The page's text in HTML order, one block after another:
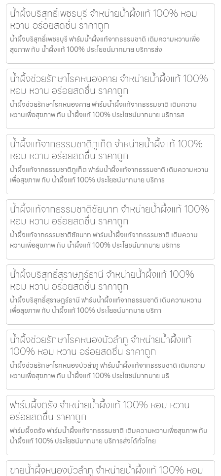
น้ำผึ้งบริสุทธิ์เพชรบุรี จำหน่ายน้ำผึ้งแท้ 100% หอม
หวาน อร่อยสดชื่น ราคาถูก
น้ำผึ้งบริสุทธิ์เพชรบุรี ฟาร์มน้ำผึ้งแท้จากธรรมชาติ เติมความหวานเพื่อ
สุขภาพ กับ น้ำผึ้งแท้ 100% ประโยชน์มากมาย บริการส่ง
น้ำผึ้งช่วยรักษาโรคหนองคาย จำหน่ายน้ำผึ้งแท้ 100%
หอม หวาน อร่อยสดชื่น ราคาถูก
น้ำผึ้งช่วยรักษาโรคหนองคาย ฟาร์มน้ำผึ้งแท้จากธรรมชาติ เติมความ
หวานเพื่อสุขภาพ กับ น้ำผึ้งแท้ 100% ประโยชน์มากมาย บริการส
น้ำผึ้งแท้จากธรรมชาติภูเก็ต จำหน่ายน้ำผึ้งแท้ 100%
หอม หวาน อร่อยสดชื่น ราคาถูก
น้ำผึ้งแท้จากธรรมชาติภูเก็ต ฟาร์มน้ำผึ้งแท้จากธรรมชาติ เติมความหวาน
เพื่อสุขภาพ กับ น้ำผึ้งแท้ 100% ประโยชน์มากมาย บริการ
น้ำผึ้งแท้จากธรรมชาติชัยนาท จำหน่ายน้ำผึ้งแท้ 100%
หอม หวาน อร่อยสดชื่น ราคาถูก
น้ำผึ้งแท้จากธรรมชาติชัยนาท ฟาร์มน้ำผึ้งแท้จากธรรมชาติ เติมความ
หวานเพื่อสุขภาพ กับ น้ำผึ้งแท้ 100% ประโยชน์มากมาย บริการ
น้ำผึ้งบริสุทธิ์สุราษฎร์ธานี จำหน่ายน้ำผึ้งแท้ 100%
หอม หวาน อร่อยสดชื่น ราคาถูก
น้ำผึ้งบริสุทธิ์สุราษฎร์ธานี ฟาร์มน้ำผึ้งแท้จากธรรมชาติ เติมความหวาน
เพื่อสุขภาพ กับ น้ำผึ้งแท้ 100% ประโยชน์มากมาย บริกา
น้ำผึ้งช่วยรักษาโรคหนองบัวลำภู จำหน่ายน้ำผึ้งแท้
100% หอม หวาน อร่อยสดชื่น ราคาถูก
น้ำผึ้งช่วยรักษาโรคหนองบัวลำภู ฟาร์มน้ำผึ้งแท้จากธรรมชาติ เติมความ
หวานเพื่อสุขภาพ กับ น้ำผึ้งแท้ 100% ประโยชน์มากมาย บริ
ฟาร์มผึ้งตรัง จำหน่ายน้ำผึ้งแท้ 100% หอม หวาน
อร่อยสดชื่น ราคาถูก
ฟาร์มผึ้งตรัง ฟาร์มน้ำผึ้งแท้จากธรรมชาติ เติมความหวานเพื่อสุขภาพ กับ
น้ำผึ้งแท้ 100% ประโยชน์มากมาย บริการส่งได้ทั่วไทย
ขายน้ำผึ้งหนองบัวลำภู จำหน่ายน้ำผึ้งแท้ 100% หอม